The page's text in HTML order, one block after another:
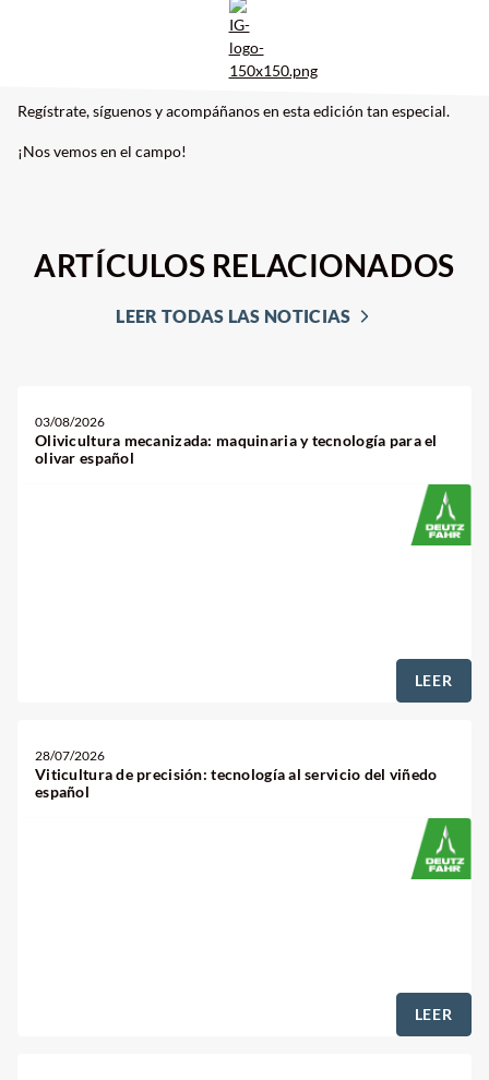
Regístrate, síguenos y acompáñanos en esta edición tan especial.
¡Nos vemos en el campo!
ARTÍCULOS RELACIONADOS
LEER TODAS LAS NOTICIAS
03/08/2026
Olivicultura mecanizada: maquinaria y tecnología para el
olivar español
LEER
28/07/2026
Viticultura de precisión: tecnología al servicio del viñedo
español
LEER